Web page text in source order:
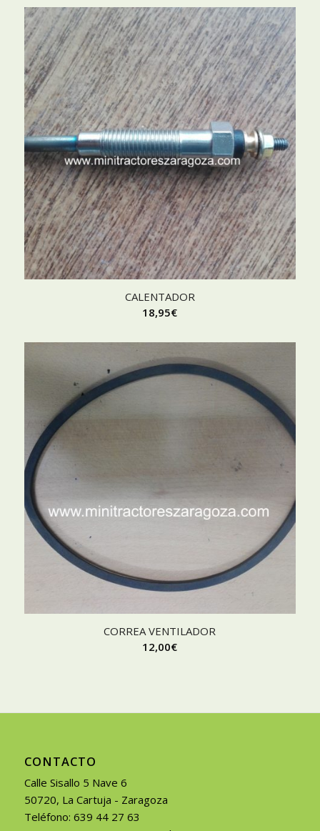
CALENTADOR
18,95€
CORREA VENTILADOR
12,00€
CONTACTO
Calle Sisallo 5 Nave 6
50720, La Cartuja - Zaragoza
Teléfono: 639 44 27 63